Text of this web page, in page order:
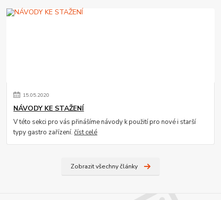
15.05.2020
NÁVODY KE STAŽENÍ
V této sekci pro vás přinášíme návody k použití pro nové i starší
typy gastro zařízení.číst celé
Zobrazit všechny články